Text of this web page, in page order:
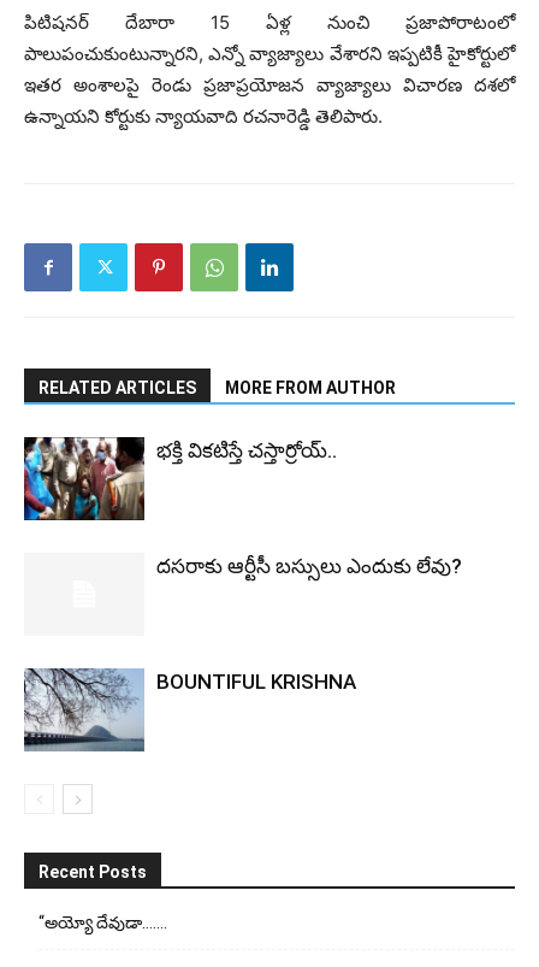
పిటిషనర్ దేబారా 15 ఏళ్ల నుంచి ప్రజాపోరాటంలో
పాలుపంచుకుంటున్నారని, ఎన్నో వ్యాజ్యాలు వేశారని ఇప్పటికీ హైకోర్టులో
ఇతర అంశాలపై రెండు ప్రజాప్రయోజన వ్యాజ్యాలు విచారణ దశలో
ఉన్నాయని కోర్టుకు న్యాయవాది రచనారెడ్డి తెలిపారు.
RELATED ARTICLES MORE FROM AUTHOR
భ‌క్తి విక‌టిస్తే చ‌స్తార్రోయ్‌..
ద‌స‌రాకు ఆర్టీసీ బ‌స్సులు ఎందుకు లేవు?
BOUNTIFUL KRISHNA
Recent Posts
“అయ్యో దేవుడా…….